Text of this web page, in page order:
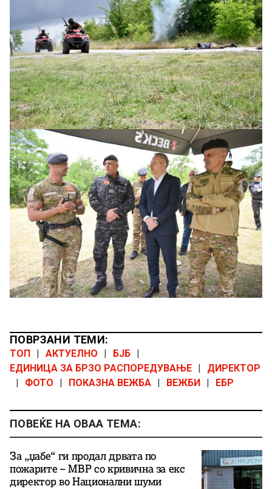
ПОВРЗАНИ ТЕМИ:
ТОП | АКТУЕЛНО | БЈБ |
ЕДИНИЦА ЗА БРЗО РАСПОРЕДУВАЊЕ |
ДИРЕКТОР
|
ФОТО | ПОКАЗНА ВЕЖБА | ВЕЖБИ | ЕБР
ПОВЕЌЕ НА ОВАА ТЕМА:
За „џабе“ ги продал дрвата по
пожарите – МВР со кривична за екс
директор во Национални шуми